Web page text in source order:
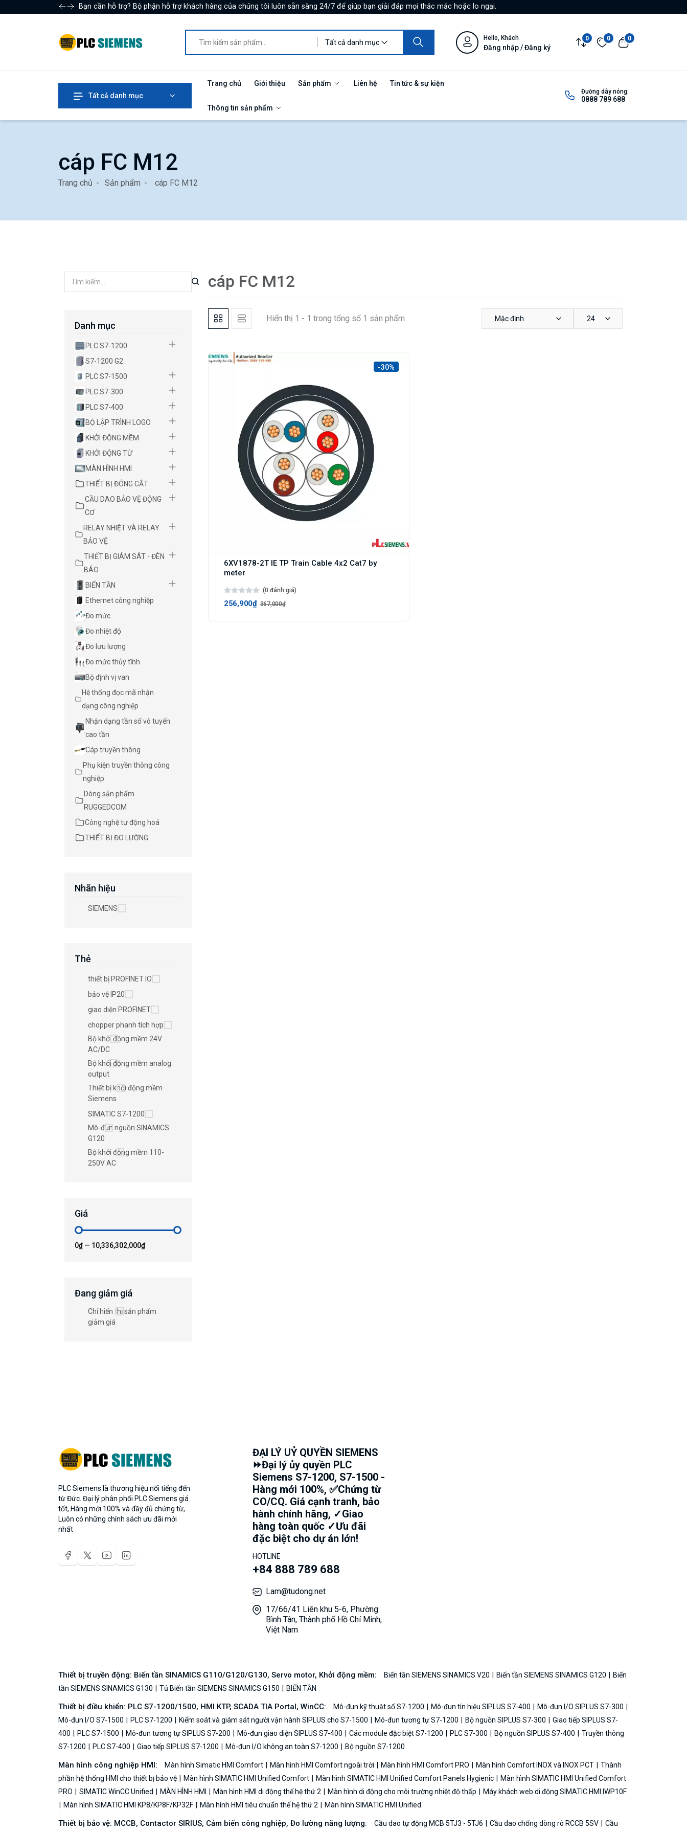
Bạn cần hỗ trợ? Bộ phận hỗ trợ khách hàng của chúng tôi luôn sẵn sàng 24/7 để giúp bạn giải đáp mọi thắc mắc hoặc lo ngại.
Tất cả danh mục
Hello, Khách
Đăng nhập / Đăng ký
0 0 0
Tất cả danh mục
Trang chủ Giới thiệu Sản phẩm Liên hệ Tin tức & sự kiện
Thông tin sản phẩm
Đường dây nóng:
0888 789 688
cáp FC M12
Trang chủ Sản phẩm cáp FC M12
Danh mục
PLC S7-1200
S7-1200 G2
PLC S7-1500
PLC S7-300
PLC S7-400
BỘ LẬP TRÌNH LOGO
KHỞI ĐỘNG MỀM
KHỞI ĐỘNG TỪ
MÀN HÌNH HMI
THIẾT BỊ ĐÓNG CẮT
CẦU DAO BẢO VỆ ĐỘNG
CƠ
RELAY NHIỆT VÀ RELAY
BẢO VỆ
THIẾT BỊ GIÁM SÁT - ĐÈN
BÁO
BIẾN TẦN
Ethernet công nghiệp
Đo mức
Đo nhiệt độ
Đo lưu lượng
Đo mức thủy tĩnh
Bộ định vị van
Hệ thống đọc mã nhận
dạng công nghiệp
Nhận dạng tần số vô tuyến
cao tần
Cáp truyền thông
Phụ kiện truyền thông công
nghiệp
Dòng sản phẩm
RUGGEDCOM
Công nghệ tự động hoá
THIẾT BỊ ĐO LƯỜNG
Nhãn hiệu
SIEMENS
Thẻ
thiết bị PROFINET IO
bảo vệ IP20
giao diện PROFINET
chopper phanh tích hợp
Bộ khởi động mềm 24V
AC/DC
Bộ khởi động mềm analog
output
Thiết bị khởi động mềm
Siemens
SIMATIC S7-1200
Mô-đun nguồn SINAMICS
G120
Bộ khởi động mềm 110-
250V AC
Giá
0₫— 10,336,302,000₫
Đang giảm giá
Chỉ hiển thị sản phẩm
giảm giá
cáp FC M12
Hiển thị 1 - 1 trong tổng số 1 sản phẩm Mặc định 24
-30%
6XV1878-2T IE TP Train Cable 4x2 Cat7 by
meter
(0 đánh giá)
256,900₫ 367,000₫
PLC Siemens là thương hiệu nổi tiếng đến
từ Đức. Đại lý phân phối PLC Siemens giá
tốt, Hàng mới 100% và đầy đủ chứng từ,
Luôn có những chính sách ưu đãi mới
nhất
ĐẠI LÝ UỶ QUYỀN SIEMENS
⏩Đại lý ủy quyền PLC
Siemens S7-1200, S7-1500 -
Hàng mới 100%, ✅Chứng từ
CO/CQ. Giá cạnh tranh, bảo
hành chính hãng, ✓Giao
hàng toàn quốc ✓Ưu đãi
đặc biệt cho dự án lớn!
HOTLINE
+84 888 789 688
Lam@tudong.net
17/66/41 Liên khu 5-6, Phường
Bình Tân, Thành phố Hồ Chí Minh,
Việt Nam
Thiết bị truyền động: Biến tần SINAMICS G110/G120/G130, Servo motor, Khởi động mềm: Biến tần SIEMENS SINAMICS V20 Biến tần SIEMENS SINAMICS G120
Biến
tần SIEMENS SINAMICS G130
Tủ Biến tần SIEMENS SINAMICS G150 BIẾN TẦN
Thiết bị điều khiển: PLC S7-1200/1500, HMI KTP, SCADA TIA Portal, WinCC: Mô-đun kỹ thuật số S7-1200 Mô-đun tín hiệu SIPLUS S7-400
Mô-đun I/O SIPLUS S7-300
Mô-đun I/O S7-1500
PLC S7-1200 Kiểm soát và giám sát người vận hành SIPLUS cho S7-1500 Mô-đun tương tự S7-1200 Bộ nguồn SIPLUS S7-300
Giao tiếp SIPLUS S7-
400
PLC S7-1500 Mô-đun tương tự SIPLUS S7-200 Mô-đun giao diện SIPLUS S7-400 Các module đặc biệt S7-1200 PLC S7-300 Bộ nguồn SIPLUS S7-400
Truyền thông
S7-1200
PLC S7-400 Giao tiếp SIPLUS S7-1200 Mô-đun I/O không an toàn S7-1200 Bộ nguồn S7-1200
Màn hình công nghiệp HMI: Màn hình Simatic HMI Comfort Màn hình HMI Comfort ngoài trời Màn hình HMI Comfort PRO Màn hình Comfort INOX và INOX PCT
Thành
phần hệ thống HMI cho thiết bị bảo vệ
Màn hình SIMATIC HMI Unified Comfort Màn hình SIMATIC HMI Unified Comfort Panels Hygienic
Màn hình SIMATIC HMI Unified Comfort
PRO
SIMATIC WinCC Unified MÀN HÌNH HMI Màn hình HMI di động thế hệ thứ 2 Màn hình di động cho môi trường nhiệt độ thấp
Máy khách web di động SIMATIC HMI IWP10F
Màn hình SIMATIC HMI KP8/KP8F/KP32F
Màn hình HMI tiêu chuẩn thế hệ thứ 2 Màn hình SIMATIC HMI Unified
Thiết bị bảo vệ: MCCB, Contactor SIRIUS, Cảm biến công nghiệp, Đo lường năng lượng: Cầu dao tự động MCB 5TJ3 - 5TJ6 Cầu dao chống dòng rò RCCB 5SV
Cầu